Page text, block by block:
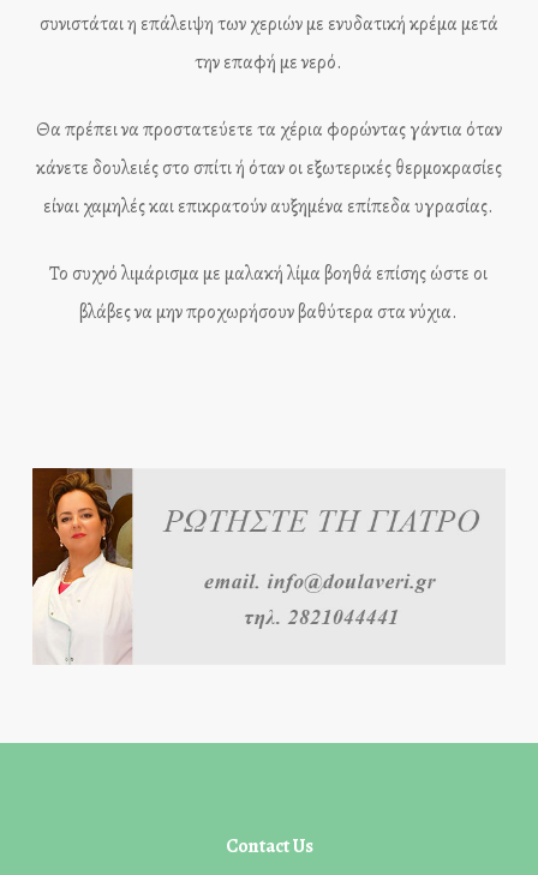
συνιστάται η επάλειψη των χεριών με ενυδατική κρέμα μετά
την επαφή με νερό.
Θα πρέπει να προστατεύετε τα χέρια φορώντας γάντια όταν
κάνετε δουλειές στο σπίτι ή όταν οι εξωτερικές θερμοκρασίες
είναι χαμηλές και επικρατούν αυξημένα επίπεδα υγρασίας.
Το συχνό λιμάρισμα με μαλακή λίμα βοηθά επίσης ώστε οι
βλάβες να μην προχωρήσουν βαθύτερα στα νύχια.
Contact Us